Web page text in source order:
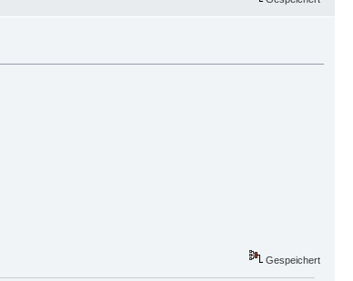
Gespeichert